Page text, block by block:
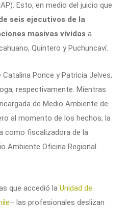
Esto, en medio del juicio que
seis ejecutivos de la
masivas vividas a
Quintero y Puchuncaví.
Ponce y Patricia Jelves,
respectivamente. Mientras
de Medio Ambiente de
al momento de los hechos, la
como fiscalizadora de la
Ambiente Oficina Regional
que accedió la Unidad de
– las profesionales deslizan